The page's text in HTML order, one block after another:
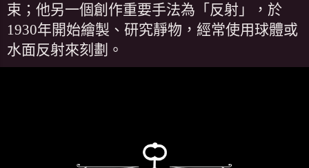
束；他另一個創作重要手法為「反射」，於
1930年開始繪製、研究靜物，經常使用球體或
水面反射來刻劃。